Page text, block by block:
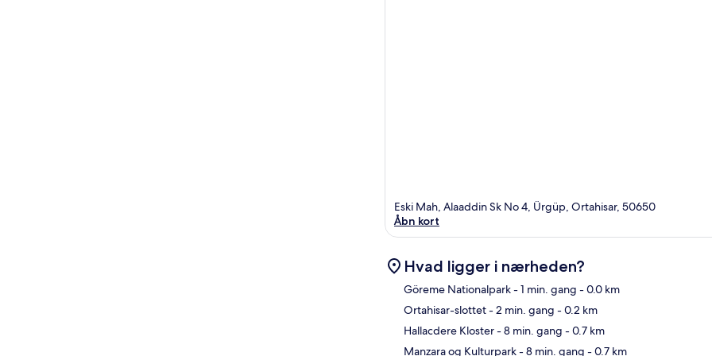
Eski Mah, Alaaddin Sk No 4, Ürgüp, Ortahisar, 50650
Åbn kort
Hvad ligger i nærheden?
Göreme Nationalpark- 1 min. gang - 0.0 km
Ortahisar-slottet- 2 min. gang - 0.2 km
Hallacdere Kloster- 8 min. gang - 0.7 km
Manzara og Kulturpark- 8 min. gang - 0.7 km